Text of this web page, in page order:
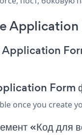
Application
Form
once you create
«Код для